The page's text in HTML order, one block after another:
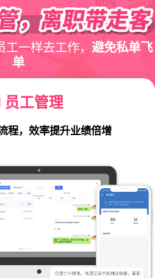
一样去工作， 避免私单飞
单
员工管理
程，效率提升业绩倍增